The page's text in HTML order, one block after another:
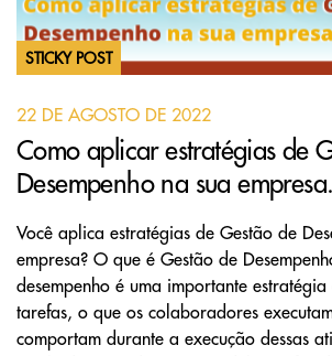
STICKY POST
22 DE AGOSTO DE 2022
Como aplicar estratégias de
Desempenho na sua empresa.
Você aplica estratégias de Gestão de
empresa? O que é Gestão de
desempenho é uma importante
tarefas, o que os colaboradores
comportam durante a execução dessas